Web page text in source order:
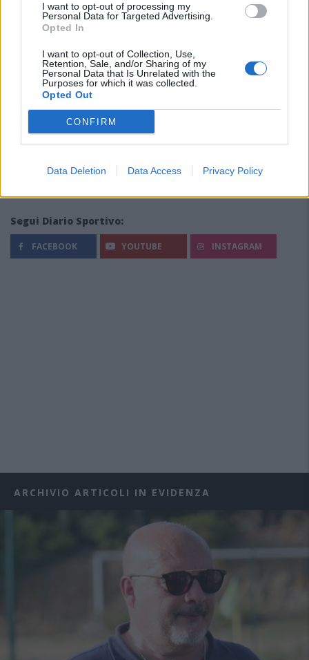
I want to opt-out of processing my
Personal Data for Targeted Advertising.
Opted In
I want to opt-out of Collection, Use,
Retention, Sale, and/or Sharing of my
Personal Data that Is Unrelated with the
Purposes for which it was collected.
Opted Out
CONFIRM
Data Deletion Data Access Privacy Policy
Segui Diario Sportivo:
FACEBOOK YOUTUBE INSTAGRAM
ARCHIVIO ARTICOLI IN EVIDENZA